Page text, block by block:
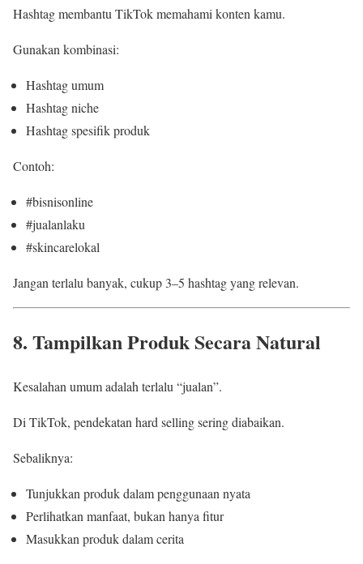
Hashtag membantu TikTok memahami konten kamu.
Gunakan kombinasi:
Hashtag umum
Hashtag niche
Hashtag spesifik produk
Contoh:
#bisnisonline
#jualanlaku
#skincarelokal
Jangan terlalu banyak, cukup 3–5 hashtag yang relevan.
8. Tampilkan Produk Secara Natural
Kesalahan umum adalah terlalu “jualan”.
Di TikTok, pendekatan hard selling sering diabaikan.
Sebaliknya:
Tunjukkan produk dalam penggunaan nyata
Perlihatkan manfaat, bukan hanya fitur
Masukkan produk dalam cerita